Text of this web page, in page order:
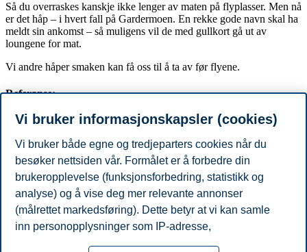
Så du overraskes kanskje ikke lenger av maten på flyplasser. Men nå
er det håp – i hvert fall på Gardermoen. En rekke gode navn skal ha
meldt sin ankomst – så muligens vil de med gullkort gå ut av
loungene for mat.
Vi andre håper smaken kan få oss til å ta av før flyene.
Referanse:
Artikkelen er publisert som kommentarartikkel i Aftenposten 14.
Samfunnsøkonomi
Del artikkelen:
Vi bruker informasjonskapsler (cookies)
Vi bruker både egne og tredjeparters cookies når du
besøker nettsiden vår. Formålet er å forbedre din
brukeropplevelse (funksjonsforbedring, statistikk og
analyse) og å vise deg mer relevante annonser
(målrettet markedsføring). Dette betyr at vi kan samle
inn personopplysninger som IP-adresse,